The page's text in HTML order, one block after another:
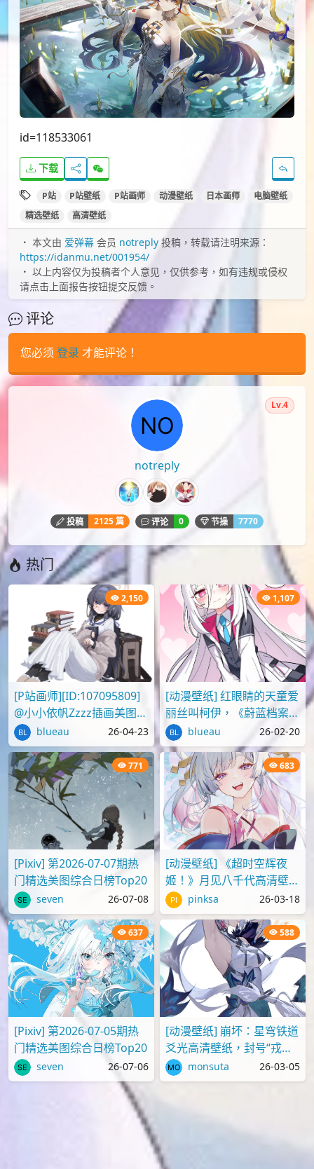
id=118533061
下载
P站 P站壁纸 P站画师 动漫壁纸 日本画师
电脑壁纸
精选壁纸
高清壁纸
本文由 爱弹幕 会员 notreply 投稿，转载请注明来源：
https://idanmu.net/001954/
以上内容仅为投稿者个人意见，仅供参考，如有违规或侵权
请点击上面报告按钮提交反馈。
评论
您必须 登录 才能评论！
notreply
Lv.4
投稿 2125 篇 评论 0 节操 7770
热门
2,150
[P站画师][ID:107095809]
@小小依帆Zzzz插画美图作
品推荐blueau 26-04-23
1,107
[动漫壁纸] 红眼睛的天童爱
丽丝叫柯伊，《蔚蓝档案》
壁纸图片分享
blueau 26-02-20
771
[Pixiv] 第2026-07-07期热
门精选美图综合日榜Top20
seven 26-07-08
683
[动漫壁纸] 《超时空辉夜
姬！》月见八千代高清壁纸
图片 pinksa 26-03-18
637
[Pixiv] 第2026-07-05期热
门精选美图综合日榜Top20
seven 26-07-06
588
[动漫壁纸] 崩坏：星穹铁道
爻光高清壁纸，封号“戎韬
将军”monsuta 26-03-05